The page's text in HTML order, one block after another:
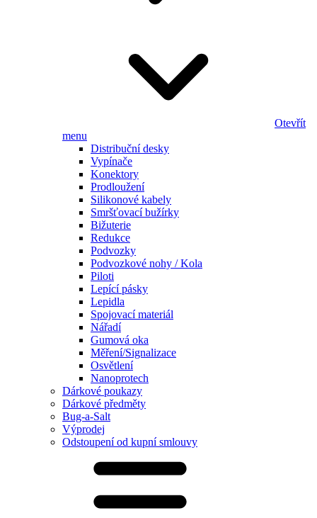
Otevřít
menu
Distribuční desky
Vypínače
Konektory
Prodloužení
Silikonové kabely
Smršťovací bužírky
Bižuterie
Redukce
Podvozky
Podvozkové nohy / Kola
Piloti
Lepící pásky
Lepidla
Spojovací materiál
Nářadí
Gumová oka
Měření/Signalizace
Osvětlení
Nanoprotech
Dárkové poukazy
Dárkové předměty
Bug-a-Salt
Výprodej
Odstoupení od kupní smlouvy